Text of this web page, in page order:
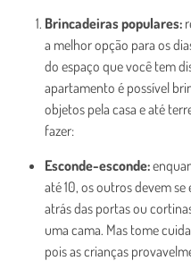
Brincadeiras populares:
a melhor opção para os
do espaço que você tem
apartamento é possível
objetos pela casa e até
fazer:
Esconde-esconde:
até 10, os outros devem
atrás das portas ou
uma cama. Mas tome
pois as crianças